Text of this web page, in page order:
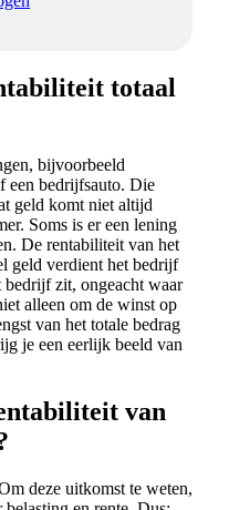
totaal
bijvoorbeeld
een bedrijfsauto. Die
geld komt niet altijd
Soms is er een lening
De rentabiliteit van het
geld verdient het bedrijf
zit, ongeacht waar
alleen om de winst op
van het totale bedrag
je een eerlijk beeld van
van
deze uitkomst te weten,